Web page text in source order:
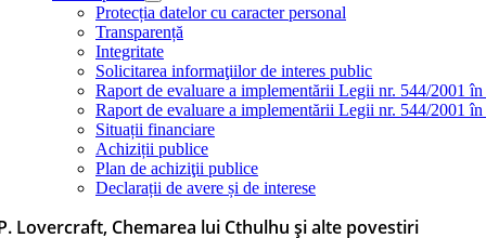
Protecția datelor cu caracter personal
Transparență
Integritate
Solicitarea informaţiilor de interes public
Raport de evaluare a implementării Legii nr. 544/2001
Raport de evaluare a implementării Legii nr. 544/2001
Situații financiare
Achiziții publice
Plan de achiziţii publice
Declarații de avere și de interese
Lovercraft, Chemarea lui Cthulhu și alte povestiri